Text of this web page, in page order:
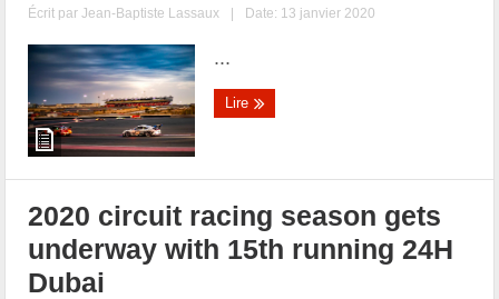
Écrit parJean-Baptiste Lassaux | Date: 13 janvier 2020
...
Lire
2020 circuit racing season gets
underway with 15th running 24H
Dubai